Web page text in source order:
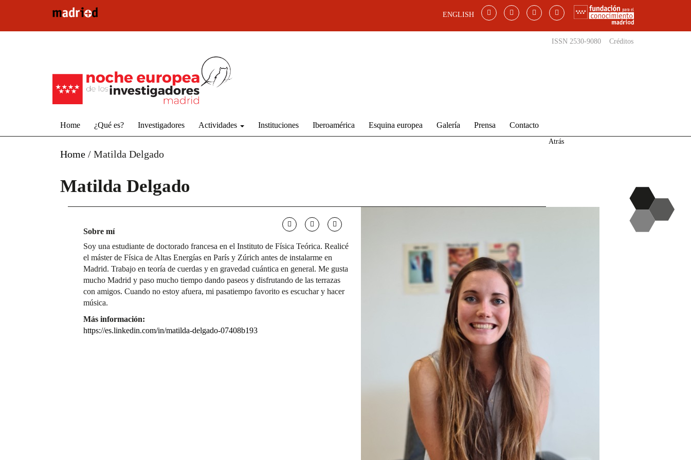
ENGLISH
ISSN 2530-9080 Créditos
Home ¿Qué es? Investigadores Actividades Instituciones Iberoamérica Esquina europea Galería Prensa Contacto
Home / Matilda Delgado
Atrás
Matilda Delgado
Sobre mí
Soy una estudiante de doctorado francesa en el Instituto de Física Teórica. Realicé
el máster de Física de Altas Energías en París y Zúrich antes de instalarme en
Madrid. Trabajo en teoría de cuerdas y en gravedad cuántica en general. Me gusta
mucho Madrid y paso mucho tiempo dando paseos y disfrutando de las terrazas
con amigos. Cuando no estoy afuera, mi pasatiempo favorito es escuchar y hacer
música.
Más información:
https://es.linkedin.com/in/matilda-delgado-07408b193